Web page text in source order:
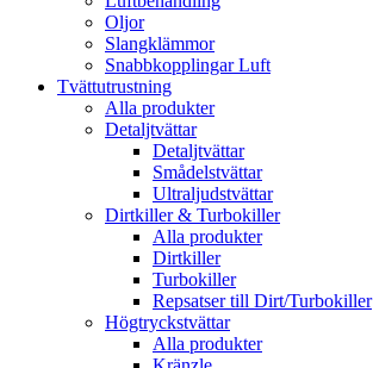
Oljor
Slangklämmor
Snabbkopplingar Luft
Tvättutrustning
Alla produkter
Detaljtvättar
Detaljtvättar
Smådelstvättar
Ultraljudstvättar
Dirtkiller & Turbokiller
Alla produkter
Dirtkiller
Turbokiller
Repsatser till Dirt/Turbokiller
Högtryckstvättar
Alla produkter